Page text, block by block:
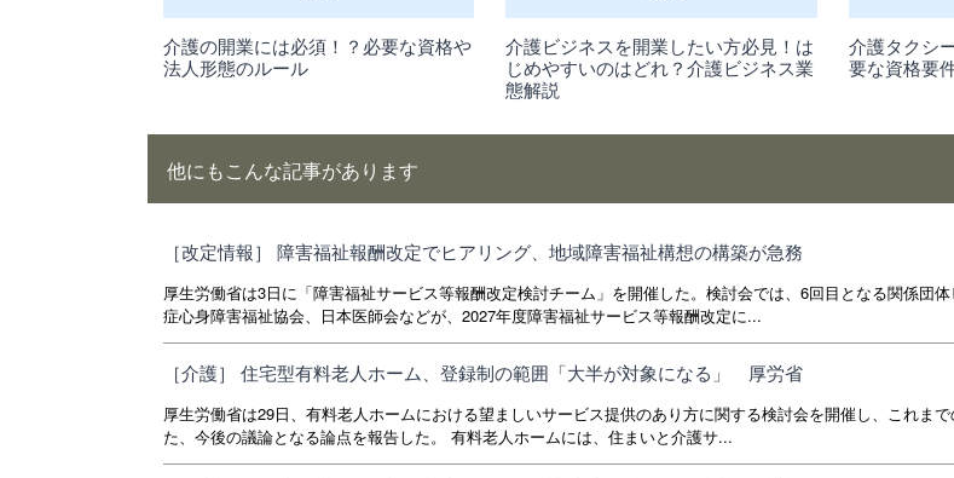
介護の開業には必須！？必要な資格や
法人形態のルール
介護ビジネスを開業したい方必見！は
じめやすいのはどれ？介護ビジネス業
態解説
介護タクシ
要な資格要
他にもこんな記事があります
［改定情報］ 障害福祉報酬改定でヒアリング、地域障害福祉構想の構築が急務
厚生労働省は3日に「障害福祉サービス等報酬改定検討チーム」を開催した。検討会では、6回目となる関係団
症心身障害福祉協会、日本医師会などが、2027年度障害福祉サービス等報酬改定に...
［介護］ 住宅型有料老人ホーム、登録制の範囲「大半が対象になる」 厚労省
厚生労働省は29日、有料老人ホームにおける望ましいサービス提供のあり方に関する検討会を開催し、これま
た、今後の議論となる論点を報告した。 有料老人ホームには、住まいと介護サ...